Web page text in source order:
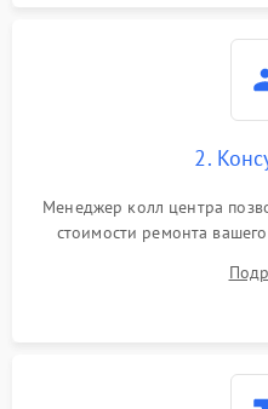
2.
Менеджер колл центра
стоимости ремонта